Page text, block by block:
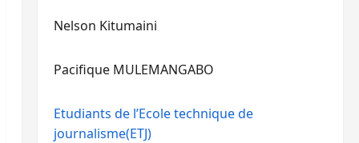
Nelson Kitumaini
Pacifique MULEMANGABO
Etudiants de l’Ecole technique de
journalisme(ETJ)